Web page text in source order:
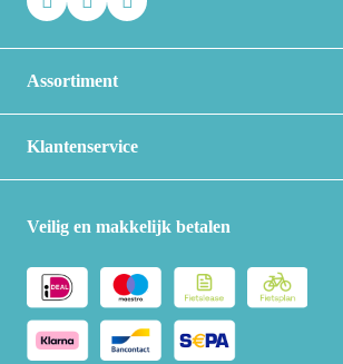
Assortiment
Klantenservice
Veilig en makkelijk betalen